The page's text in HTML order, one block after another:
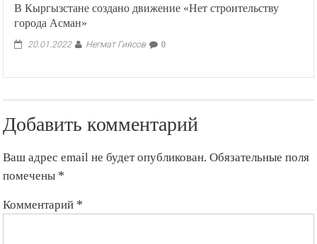
В Кыргызстане создано движение «Нет строительству
города Асман»
20.01.2022 Негмат Гиясов 0
Добавить комментарий
Ваш адрес email не будет опубликован. Обязательные поля
помечены *
Комментарий *